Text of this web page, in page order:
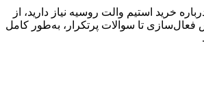
خرید استیم والت روسیه نیاز دارید، از
فعال‌سازی تا سوالات پرتکرار، به‌طور کامل